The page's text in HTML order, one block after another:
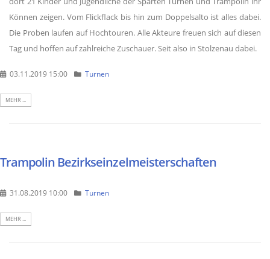
Können zeigen. Vom Flickflack bis hin zum Doppelsalto ist alles dabei.
Die Proben laufen auf Hochtouren. Alle Akteure freuen sich auf diesen
Tag und hoffen auf zahlreiche Zuschauer. Seit also in Stolzenau dabei.
03.11.2019 15:00 Turnen
MEHR ...
Trampolin Bezirkseinzelmeisterschaften
31.08.2019 10:00 Turnen
MEHR ...